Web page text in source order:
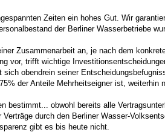
Zeiten ein hohes Gut. Wir
der Berliner Wasserbetriebe
Zusammenarbeit an, je nach dem
vor, trifft wichtige
obendrein seiner
der Anteile Mehrheitseigner ist, weiterhin
obwohl bereits alle
durch den Berliner Wasser-
gibt es bis heute nicht.